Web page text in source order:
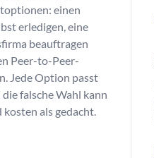
einen
erledigen, eine
beauftragen
Peer-to-Peer-
Jede Option passt
falsche Wahl kann
als gedacht.